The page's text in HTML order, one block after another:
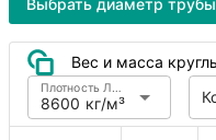
Вес и масса
8600 кг/м³
Плотность Латунь